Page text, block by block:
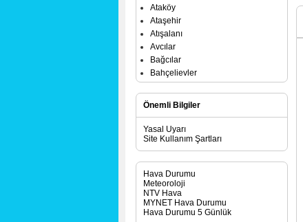
Ataköy
Ataşehir
Atışalanı
Avcılar
Bağcılar
Bahçelievler
Bayrampaşa
Beşiktaş
Beykoz
Beylerbeyi
Beylikdüzü
Beyoğlu
Binkılıç
Büyükçekmece
Caddebostan
Önemli Bilgiler
Yasal Uyarı
Site Kullanım Şartları
Hava Durumu
Meteoroloji
NTV Hava
MYNET Hava Durumu
Hava Durumu 5 Günlük